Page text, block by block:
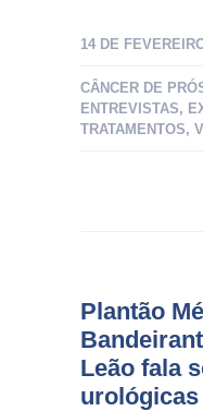
14 DE
CÂNCER DE
ENTREVISTAS,
TRATAMENTOS,
Plantão
Leão fala
urológicas